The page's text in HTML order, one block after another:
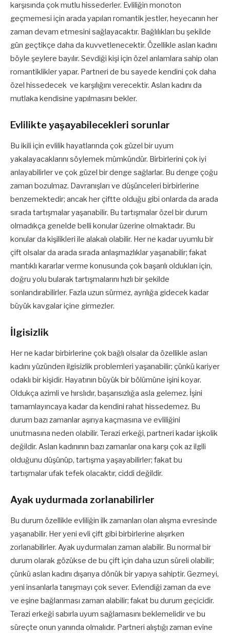
karşısında çok mutlu hissederler. Evliliğin monoton
geçmemesi için arada yapılan romantik jestler, heyecanın her
zaman devam etmesini sağlayacaktır. Bağlılıkları bu şekilde
gün geçtikçe daha da kuvvetlenecektir. Özellikle aslan kadını
böyle şeylere bayılır. Sevdiği kişi için özel anlamlara sahip olan
romantiklikler yapar. Partneri de bu sayede kendini çok daha
özel hissedecek ve karşılığını verecektir. Aslan kadını da
mutlaka kendisine yapılmasını bekler.
Evlilikte yaşayabilecekleri sorunlar
Bu ikili için evlilik hayatlarında çok güzel bir uyum
yakalayacaklarını söylemek mümkündür. Birbirlerini çok iyi
anlayabilirler ve çok güzel bir denge sağlarlar. Bu denge çoğu
zaman bozulmaz. Davranışları ve düşünceleri birbirlerine
benzemektedir; ancak her çiftte olduğu gibi onlarda da arada
sırada tartışmalar yaşanabilir. Bu tartışmalar özel bir durum
olmadıkça genelde belli konular üzerine olmaktadır. Bu
konular da kişilikleri ile alakalı olabilir. Her ne kadar uyumlu bir
çift olsalar da arada sırada anlaşmazlıklar yaşanabilir; fakat
mantıklı kararlar verme konusunda çok başarılı oldukları için,
doğru yolu bularak tartışmalarını hızlı bir şekilde
sonlandırabilirler. Fazla uzun sürmez, ayrılığa gidecek kadar
büyük kavgalar içine girmezler.
İlgisizlik
Her ne kadar birbirlerine çok bağlı olsalar da özellikle aslan
kadını yüzünden ilgisizlik problemleri yaşanabilir; çünkü kariyer
odaklı bir kişidir. Hayatının büyük bir bölümüne işini koyar.
Oldukça azimli ve hırslıdır, başarısızlığa asla gelemez. İşini
tamamlayıncaya kadar da kendini rahat hissedemez. Bu
durum bazı zamanlar aşırıya kaçmasına ve evliliğini
unutmasına neden olabilir. Terazi erkeği, partneri kadar işkolik
değildir. Aslan kadınının bazı zamanlar ona karşı çok az ilgili
olduğunu düşünüp, tartışma yaşayabilirler; fakat bu
tartışmalar ufak tefek olacaktır, ciddi değildir.
Ayak uydurmada zorlanabilirler
Bu durum özellikle evliliğin ilk zamanları olan alışma evresinde
yaşanabilir. Her yeni evli çift gibi birbirlerine alışırken
zorlanabilirler. Ayak uydurmaları zaman alabilir. Bu normal bir
durum olarak gözükse de bu çift için daha uzun süreli olabilir;
çünkü aslan kadını dışarıya dönük bir yapıya sahiptir. Gezmeyi,
yeni insanlarla tanışmayı çok sever. Evlendiği zaman da eve
ve eşine bağlanması zaman alabilir; fakat bu durum geçicidir.
Terazi erkeği sabırla uyum sağlamasını beklemelidir ve bu
süreçte onun yanında olmalıdır. Partneri alıştığı zaman evine